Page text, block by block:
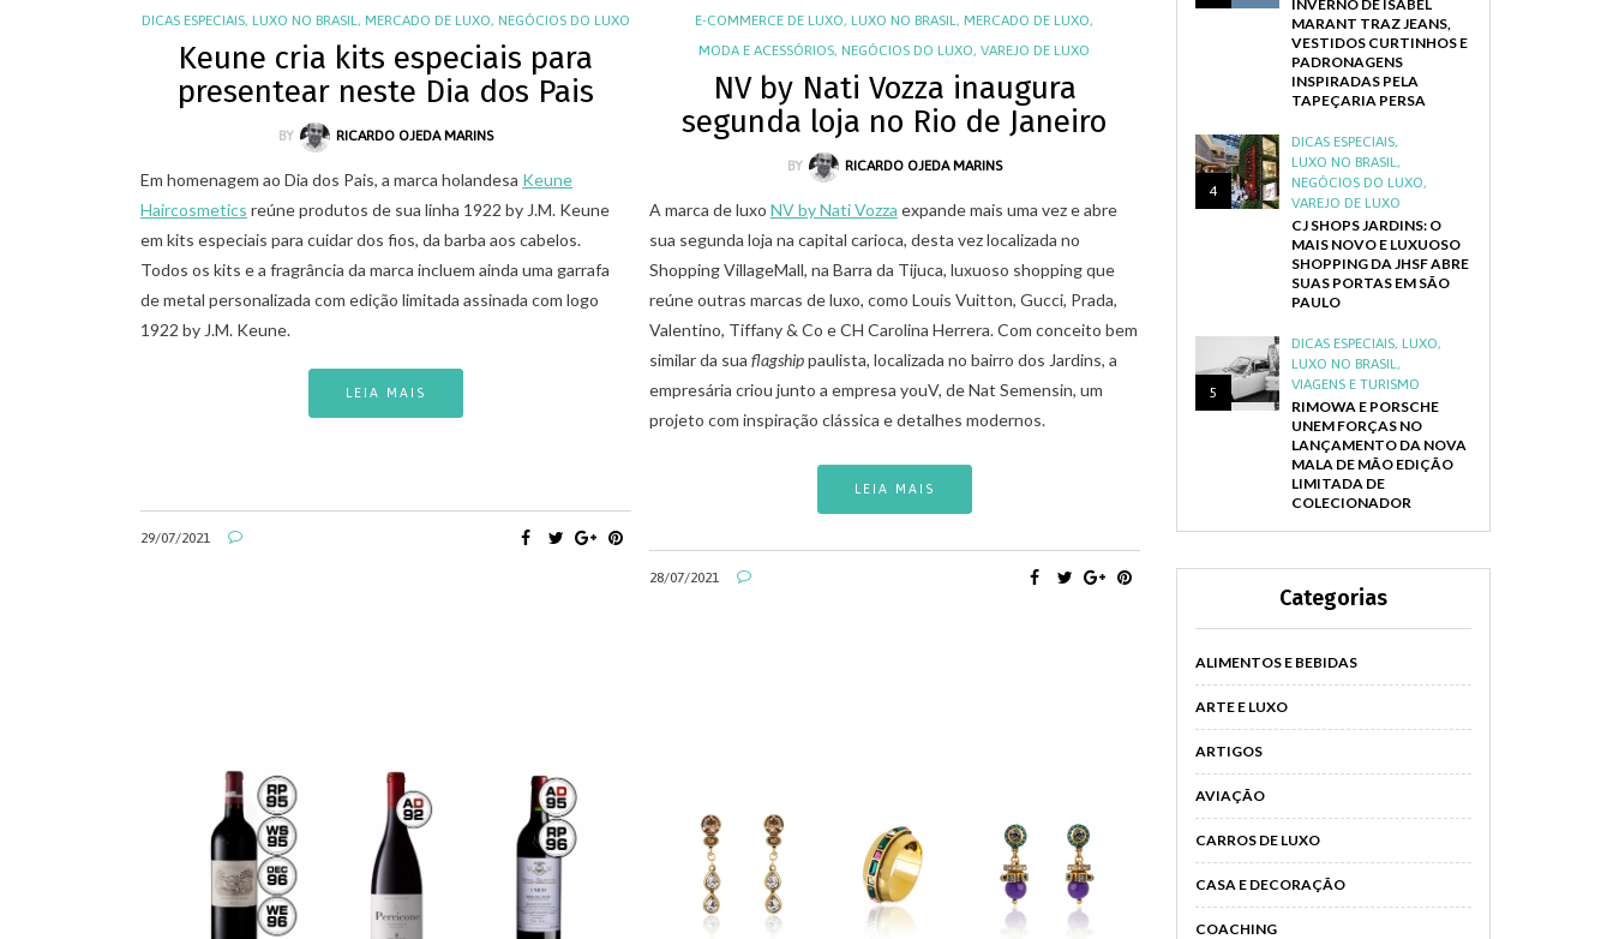
DICAS ESPECIAIS, LUXO NO BRASIL, MERCADO DE LUXO, NEGÓCIOS DO LUXO
Keune cria kits especiais para
presentear neste Dia dos Pais
BY RICARDO OJEDA MARINS
Em homenagem ao Dia dos Pais, a marca holandesa Keune
Haircosmetics reúne produtos de sua linha 1922 by J.M. Keune
em kits especiais para cuidar dos fios, da barba aos cabelos.
Todos os kits e a fragrância da marca incluem ainda uma garrafa
de metal personalizada com edição limitada assinada com logo
1922 by J.M. Keune.
LEIA MAIS
29/07/2021
E-COMMERCE DE LUXO,LUXO NO BRASIL,MERCADO DE LUXO,
MODA E ACESSÓRIOS,NEGÓCIOS DO LUXO,VAREJO DE LUXO
NV by Nati Vozza inaugura
segunda loja no Rio de Janeiro
BY RICARDO OJEDA MARINS
A marca de luxo NV by Nati Vozza expande mais uma vez e abre
sua segunda loja na capital carioca, desta vez localizada no
Shopping VillageMall, na Barra da Tijuca, luxuoso shopping que
reúne outras marcas de luxo, como Louis Vuitton, Gucci, Prada,
Valentino, Tiffany & Co e CH Carolina Herrera. Com conceito bem
similar da sua flagshippaulista, localizada no bairro dos Jardins, a
empresária criou junto a empresa youV, de Nat Semensin, um
projeto com inspiração clássica e detalhes modernos.
LEIA MAIS
28/07/2021
INVERNO DE ISABEL
MARANT TRAZ JEANS,
VESTIDOS CURTINHOS E
PADRONAGENS
INSPIRADAS PELA
TAPEÇARIA PERSA
4
DICAS ESPECIAIS,
LUXO NO BRASIL,
NEGÓCIOS DO LUXO,
VAREJO DE LUXO
CJ SHOPS JARDINS: O
MAIS NOVO E LUXUOSO
SHOPPING DA JHSF ABRE
SUAS PORTAS EM SÃO
PAULO
5
DICAS ESPECIAIS, LUXO,
LUXO NO BRASIL,
VIAGENS E TURISMO
RIMOWA E PORSCHE
UNEM FORÇAS NO
LANÇAMENTO DA NOVA
MALA DE MÃO EDIÇÃO
LIMITADA DE
COLECIONADOR
Categorias
ALIMENTOS E BEBIDAS
ARTE E LUXO
ARTIGOS
AVIAÇÃO
CARROS DE LUXO
CASA E DECORAÇÃO
COACHING